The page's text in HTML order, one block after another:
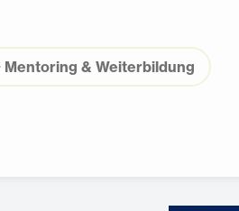
Mentoring & Weiterbildung